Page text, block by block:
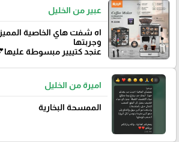
عبير من الخليل
اه شفت هاي الخاصية
وجربتها
عنجد كتييير مبسوطة
اميرة من الخليل
الممسحة البخارية